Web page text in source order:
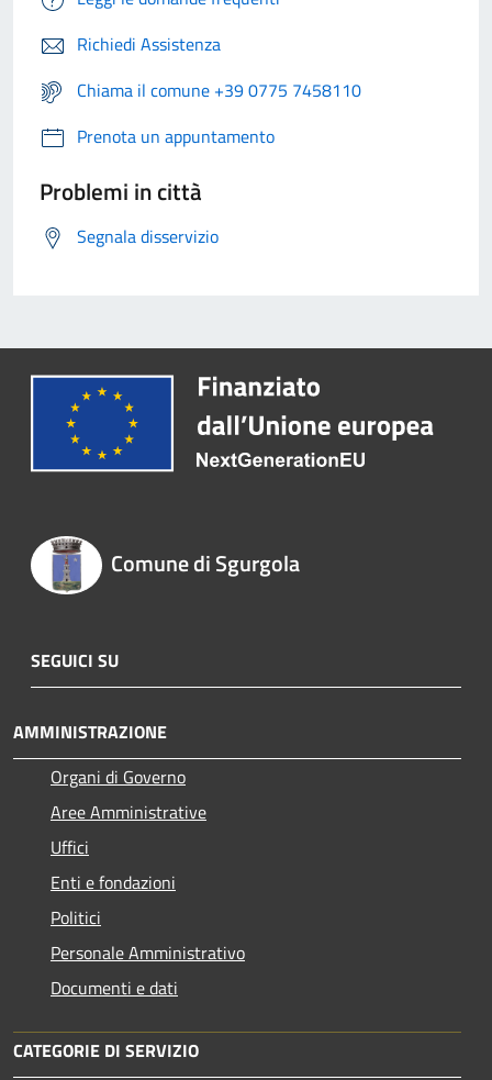
Richiedi Assistenza
Chiama il comune +39 0775 7458110
Prenota un appuntamento
Problemi in città
Segnala disservizio
Comune di Sgurgola
SEGUICI SU
AMMINISTRAZIONE
Organi di Governo
Aree Amministrative
Uffici
Enti e fondazioni
Politici
Personale Amministrativo
Documenti e dati
CATEGORIE DI SERVIZIO